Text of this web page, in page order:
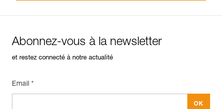
Abonnez-vous à la newsletter
et restez connecté à notre actualité
Email *